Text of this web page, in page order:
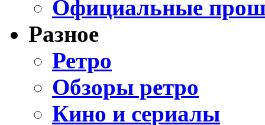
Официальные
Разное
Ретро
Обзоры ретро
Кино и сериалы